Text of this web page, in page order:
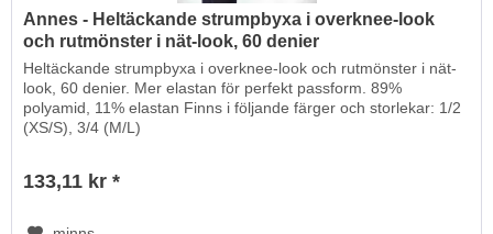
Annes - Heltäckande strumpbyxa i overknee-look
och rutmönster i nät-look, 60 denier
Heltäckande strumpbyxa i overknee-look och rutmönster i nät-
look, 60 denier. Mer elastan för perfekt passform. 89%
polyamid, 11% elastan Finns i följande färger och storlekar: 1/2
(XS/S), 3/4 (M/L)
133,11 kr *